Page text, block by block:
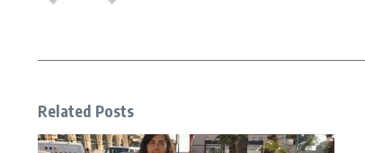
Related Posts